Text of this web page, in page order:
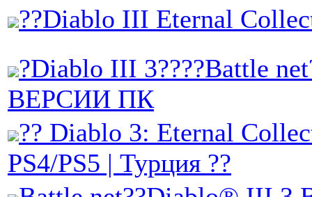
??Diablo III Eternal
?Diablo III 3????Battle
ВЕРСИИ ПК
?? Diablo 3: Eternal
PS4/PS5 | Турция ??